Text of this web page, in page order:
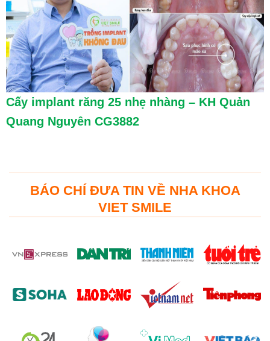
Cấy implant răng 25 nhẹ nhàng – KH Quản
Quang Nguyên CG3882
BÁO CHÍ ĐƯA TIN VỀ NHA KHOA
VIET SMILE